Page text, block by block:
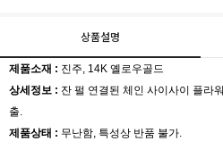
상품설명
제품소재 : 진주, 14K 옐로우골드
상세정보 : 잔 펄 연결된 체인 사이사이 플라
출.
제품상태 : 무난함, 특성상 반품 불가.